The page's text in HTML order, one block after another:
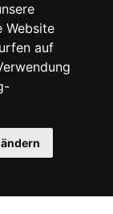
Website
auf